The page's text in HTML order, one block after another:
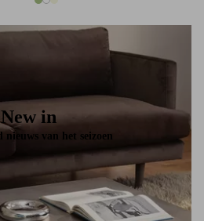
New in
nieuws van het seizoen
3 kleuren